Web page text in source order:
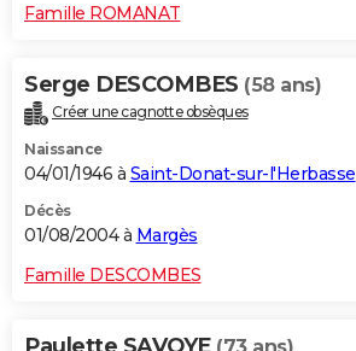
Famille ROMANAT
Serge DESCOMBES (58 ans)
Créer une cagnotte obsèques
Naissance
04/01/1946 à Saint-Donat-sur-l'Herbasse
Décès
01/08/2004 à Margès
Famille DESCOMBES